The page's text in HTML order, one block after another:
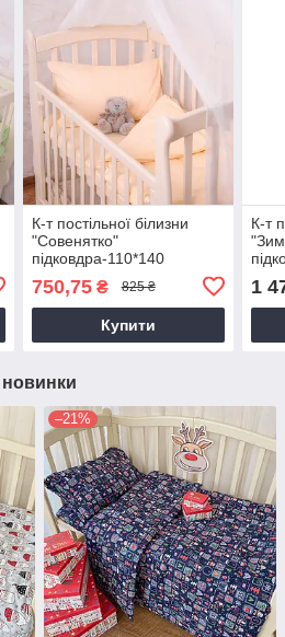
К-т постільної білизни
"Совенятко"
підковдра-110*140
см.,простирадло-85*145
см. Жовтий
750,75₴ 825 ₴
Купити
К-т
1
новинки
–21%